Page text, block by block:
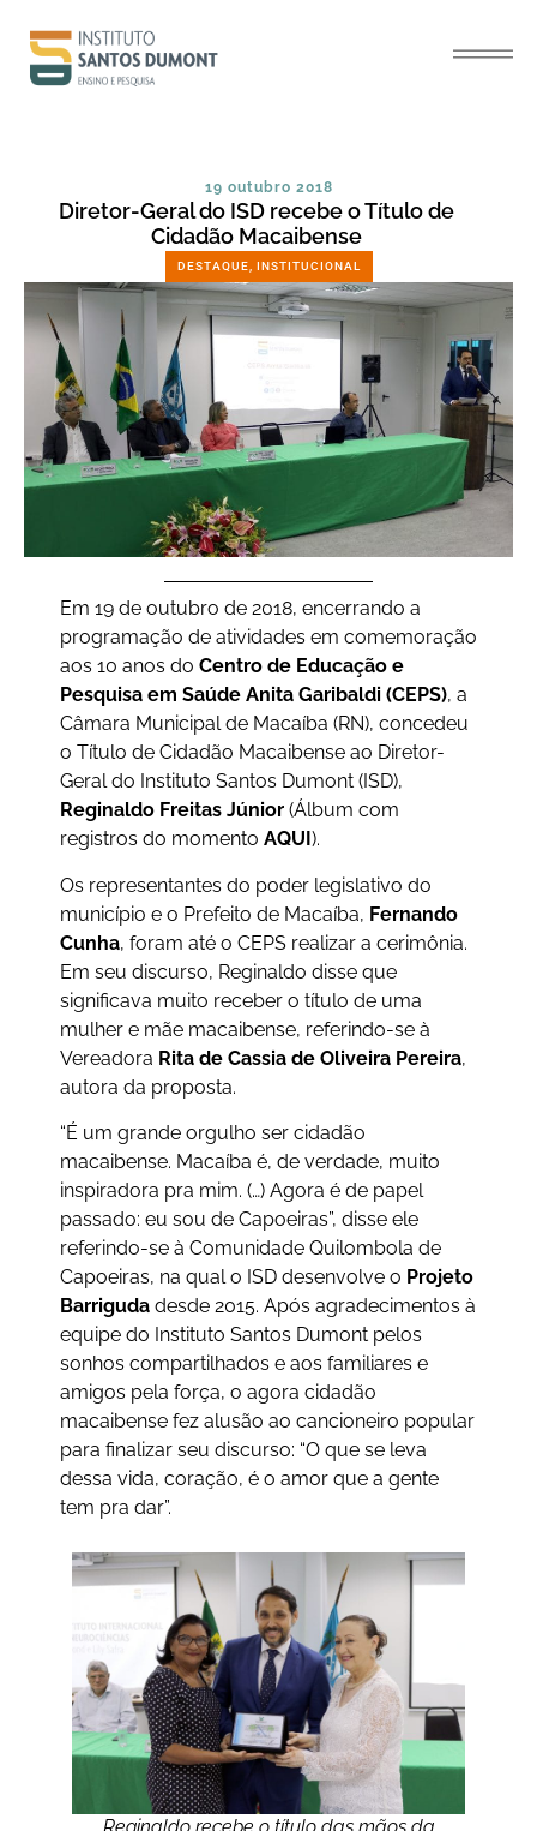
19 outubro 2018
Diretor-Geral do ISD recebe o Título de
Cidadão Macaibense
DESTAQUE INSTITUCIONAL
Em 19 de outubro de 2018, encerrando a
programação de atividades em comemoração
aos 10 anos do Centro de Educação e
Pesquisa em Saúde Anita Garibaldi (CEPS), a
Câmara Municipal de Macaíba (RN), concedeu
o Título de Cidadão Macaibense ao Diretor-
Geral do Instituto Santos Dumont (ISD),
Reginaldo Freitas Júnior (Álbum com
registros do momento AQUI ).
Os representantes do poder legislativo do
município e o Prefeito de Macaíba, Fernando
Cunha, foram até o CEPS realizar a cerimônia.
Em seu discurso, Reginaldo disse que
significava muito receber o título de uma
mulher e mãe macaibense, referindo-se à
Vereadora Rita de Cassia de Oliveira Pereira,
autora da proposta.
“É um grande orgulho ser cidadão
macaibense. Macaíba é, de verdade, muito
inspiradora pra mim. (…) Agora é de papel
passado: eu sou de Capoeiras”, disse ele
referindo-se à Comunidade Quilombola de
Capoeiras, na qual o ISD desenvolve o Projeto
Barriguda desde 2015. Após agradecimentos à
equipe do Instituto Santos Dumont pelos
sonhos compartilhados e aos familiares e
amigos pela força, o agora cidadão
macaibense fez alusão ao cancioneiro popular
para finalizar seu discurso: “O que se leva
dessa vida, coração, é o amor que a gente
tem pra dar”.